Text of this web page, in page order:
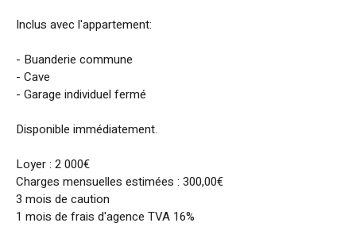
Inclus avec l'appartement:
- Buanderie commune
- Cave
- Garage individuel fermé
Disponible immédiatement.
Loyer : 2 000€
Charges mensuelles estimées : 300,00€
3 mois de caution
1 mois de frais d'agence TVA 16%